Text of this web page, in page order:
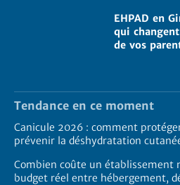
EHPAD en
qui
de vos
Tendance en ce moment
Canicule 2026 : comment
prévenir la déshydratation
Combien coûte un établissement
budget réel entre hébergement,